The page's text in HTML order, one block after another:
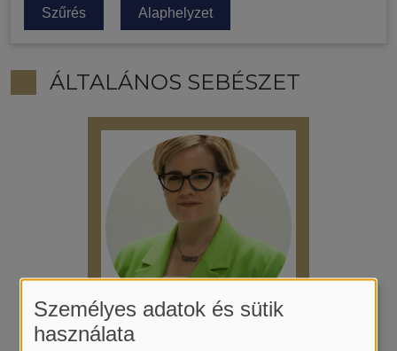
ÁLTALÁNOS SEBÉSZET
Személyes adatok és sütik
használata